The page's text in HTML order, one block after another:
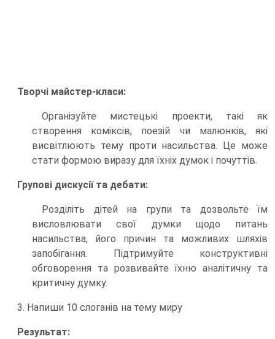
Творчі майстер-класи:
Організуйте мистецькі проекти, такі як
створення коміксів, поезій чи малюнків, які
висвітлюють тему проти насильства. Це може
стати формою виразу для їхніх думок і почуттів.
Групові дискусії та дебати:
Розділіть дітей на групи та дозвольте їм
висловлювати свої думки щодо питань
насильства, його причин та можливих шляхів
запобігання. Підтримуйте конструктивні
обговорення та розвивайте їхню аналітичну та
критичну думку.
3. Напиши 10 слоганів на тему миру
Результат: